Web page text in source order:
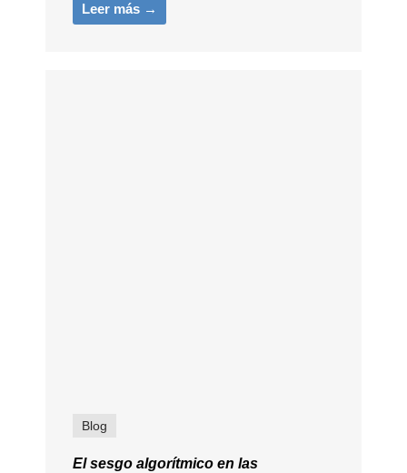
Leer más →
Blog
El sesgo algorítmico en las